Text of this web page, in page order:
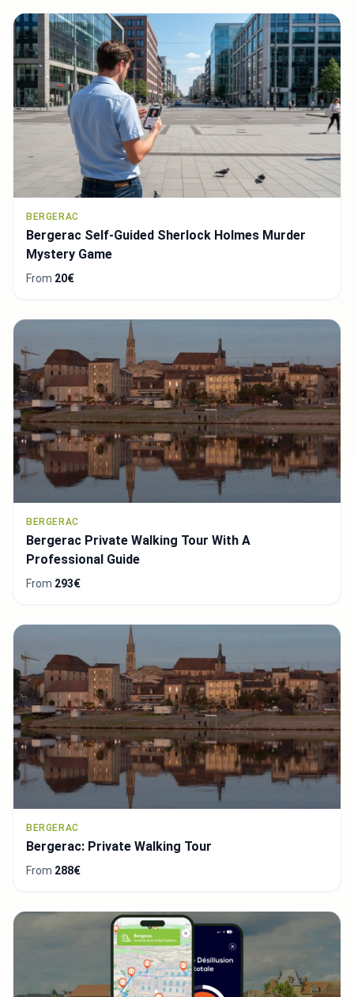
BERGERAC
Bergerac Self-Guided Sherlock Holmes Murder
Mystery Game
From 20€
BERGERAC
Bergerac Private Walking Tour With A
Professional Guide
From 293€
BERGERAC
Bergerac: Private Walking Tour
From 288€